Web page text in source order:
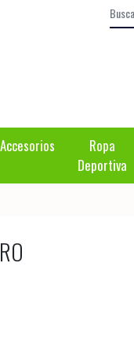
Accesorios
Ropa
Deportiva